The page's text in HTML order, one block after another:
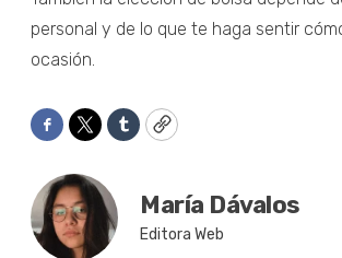
personal y de lo que te haga sentir
ocasión.
Facebook
TwitterTumblrCopy
María Dávalos
Editora Web